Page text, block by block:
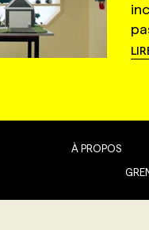
À PROPOS